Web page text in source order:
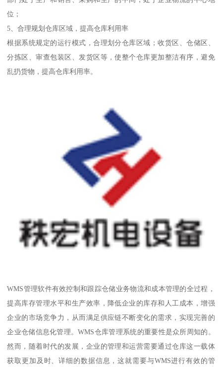
位；
5、合理规划仓库区域，提高仓库利用率
根据系统规定的运行模式，合理划分仓库区域；收货区、仓储区、
分拣区、审查包装区、发货区等，使整个仓库更加整洁有序，避免
乱扔货物，提高仓库利用率。
WMS管理软件有效控制和跟踪仓储业务物流和成本管理的全过程，
提高库存管理水平和生产效率，降低企业的库存和人工成本，增强
企业的市场竞争力，从而满足供应链不断变化的需求，实现完善的
企业仓储信息化管理。WMS仓库管理系统的重要性是众所周知的。
然而，随着时代的发展，企业的管理和运营需要通过仓库这一载体
获取更加及时、详细的数据信息，这就需要与WMS进行有效的管